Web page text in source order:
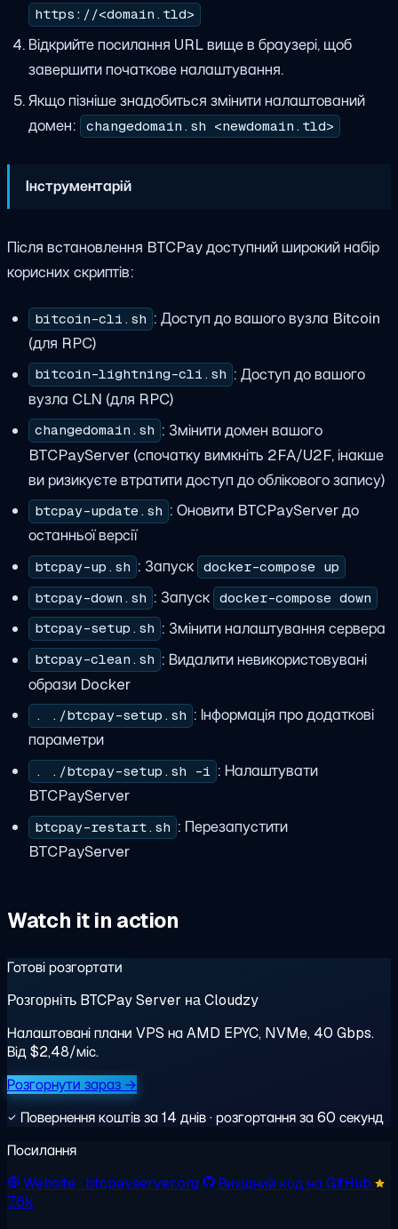
https://<domain.tld>
Відкрийте посилання URL вище в браузері, щоб
завершити початкове налаштування.
Якщо пізніше знадобиться змінити налаштований
домен: changedomain.sh <newdomain.tld>
Інструментарій
Після встановлення BTCPay доступний широкий набір
корисних скриптів:
bitcoin-cli.sh : Доступ до вашого вузла Bitcoin
(для RPC)
bitcoin-lightning-cli.sh : Доступ до вашого
вузла CLN (для RPC)
changedomain.sh : Змінити домен вашого
BTCPayServer (спочатку вимкніть 2FA/U2F, інакше
ви ризикуєте втратити доступ до облікового запису)
btcpay-update.sh : Оновити BTCPayServer до
останньої версії
btcpay-up.sh : Запуск docker-compose up
btcpay-down.sh : Запуск docker-compose down
btcpay-setup.sh : Змінити налаштування сервера
btcpay-clean.sh : Видалити невикористовувані
образи Docker
. ./btcpay-setup.sh : Інформація про додаткові
параметри
. ./btcpay-setup.sh -i : Налаштувати
BTCPayServer
btcpay-restart.sh : Перезапустити
BTCPayServer
Watch it in action
Готові розгортати
Розгорніть BTCPay Server на Cloudzy
Налаштовані плани VPS на AMD EPYC, NVMe, 40 Gbps.
Від $2,48/міс.
Розгорнути зараз →
Повернення коштів за 14 днів · розгортання за 60 секунд
Посилання
Website· btcpayserver.org
Вихідний код на GitHub
7.6k